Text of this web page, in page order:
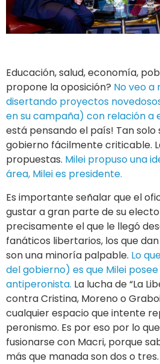
Educación, salud, economía,
propone la oposición? No veo
disertando proyectos
en su campaña) con relación a
está pensando el país! Tan
gobierno fácilmente criticable.
propuestas. Milei propuso una
área, Milei es presidente.
Es importante señalar que el
gustar a gran parte de su
precisamente el que le llegó
fanáticos libertarios, los que
son una minoría palpable. Lo
del gobierno) es que Milei
antiperonista. La lucha de “La
contra Cristina, Moreno o
cualquier espacio que intente
peronismo. Es por eso por lo
fusionarse con Macri, porque
más que manada son dos o tres.